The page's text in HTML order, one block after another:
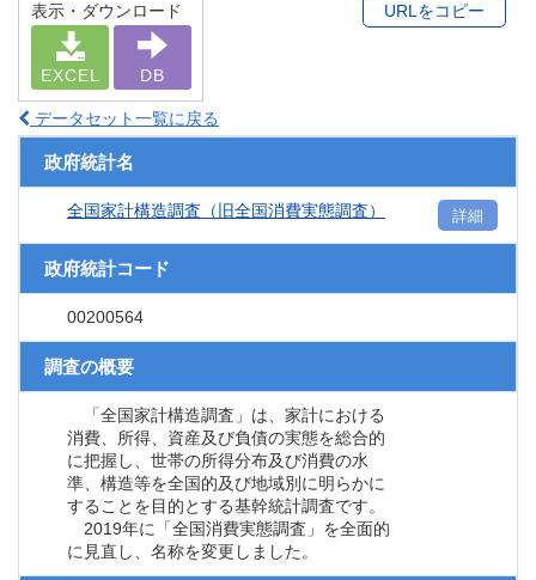
表示・ダウンロード
EXCEL DB
URLをコピー
データセット一覧に戻る
政府統計名
全国家計構造調査（旧全国消費実態調査） 詳細
政府統計コード
00200564
調査の概要
「全国家計構造調査」は、家計における
消費、所得、資産及び負債の実態を総合的
に把握し、世帯の所得分布及び消費の水
準、構造等を全国的及び地域別に明らかに
することを目的とする基幹統計調査です。
2019年に「全国消費実態調査」を全面的
に見直し、名称を変更しました。